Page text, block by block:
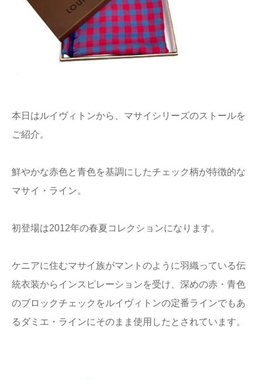
本日はルイヴィトンから、マサイシリーズのストールを
ご紹介。
鮮やかな赤色と青色を基調にしたチェック柄が特徴的な
マサイ・ライン。
初登場は2012年の春夏コレクションになります。
ケニアに住むマサイ族がマントのように羽織っている伝
統衣装からインスピレーションを受け、深めの赤・青色
のブロックチェックをルイヴィトンの定番ラインでもあ
るダミエ・ラインにそのまま使用したとされています。